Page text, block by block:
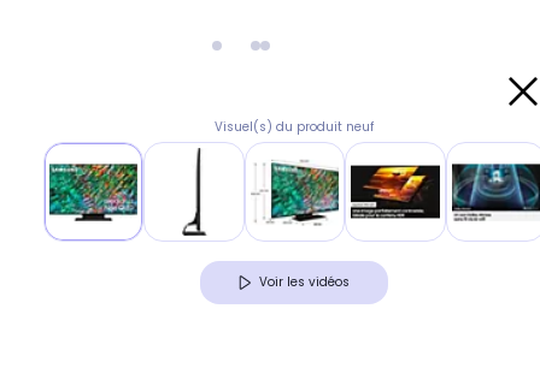
Visuel(s) du produit neuf
Voir les vidéos